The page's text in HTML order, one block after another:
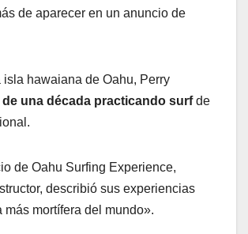
de aparecer en un anuncio de
isla hawaiana de Oahu, Perry
de una década practicando surfde
de Oahu Surfing Experience,
describió sus experiencias
más mortífera del mundo».